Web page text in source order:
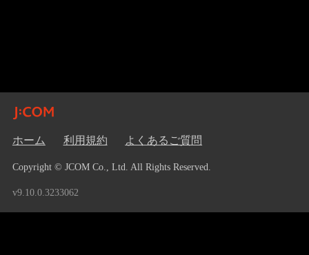
ホーム 利用規約 よくあるご質問
Copyright © JCOM Co., Ltd. All Rights Reserved.
v9.10.0.3233062